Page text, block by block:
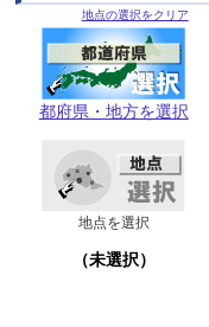
地点の選択をクリア
都府県・地方を選択
地点を選択
（未選択）